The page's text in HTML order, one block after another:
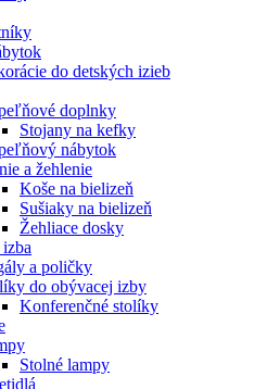
do detských izieb
doplnky
Stojany na kefky
nábytok
a žehlenie
Koše na bielizeň
Sušiaky na bielizeň
Žehliace dosky
a poličky
do obývacej izby
Konferenčné stolíky
Stolné lampy